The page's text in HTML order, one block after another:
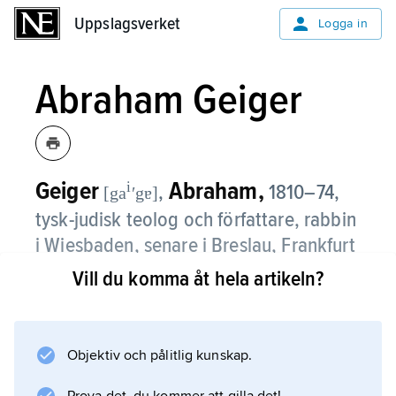
Uppslagsverket Logga in
Abraham Geiger
Geiger [gaiʹgɐ], Abraham, 1810–74,
tysk-judisk teolog och författare, rabbin
i Wiesbaden, senare i Breslau, Frankfurt
och Berlin.
bibelutgåvorna och bibelöversättningarna som
Vill du komma åt hela artikeln?
Objektiv och pålitlig kunskap.